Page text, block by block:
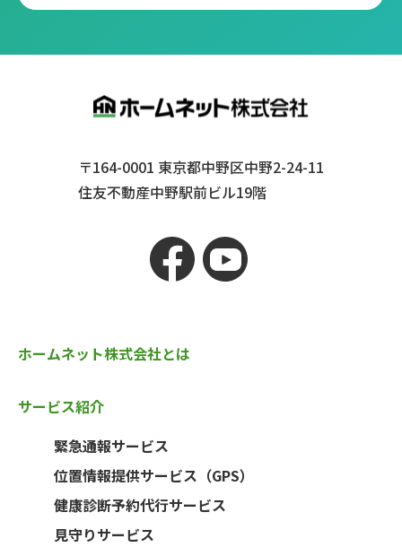
〒164-0001 東京都中野区中野2-24-11
住友不動産中野駅前ビル19階
ホームネット株式会社とは
サービス紹介
緊急通報サービス
位置情報提供サービス（GPS）
健康診断予約代行サービス
見守りサービス